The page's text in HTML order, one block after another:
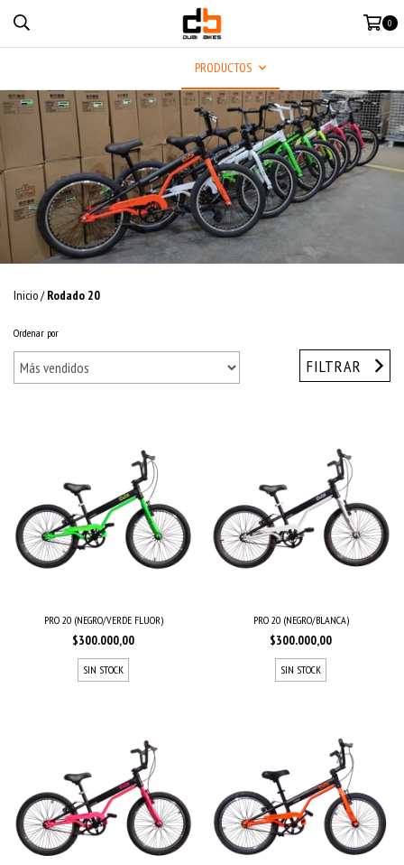
0
PRODUCTOS
Inicio/ Rodado 20
Ordenar por
FILTRAR
PRO 20 (NEGRO/VERDE FLUOR)
$300.000,00
SIN STOCK
PRO 20 (NEGRO/BLANCA)
$300.000,00
SIN STOCK